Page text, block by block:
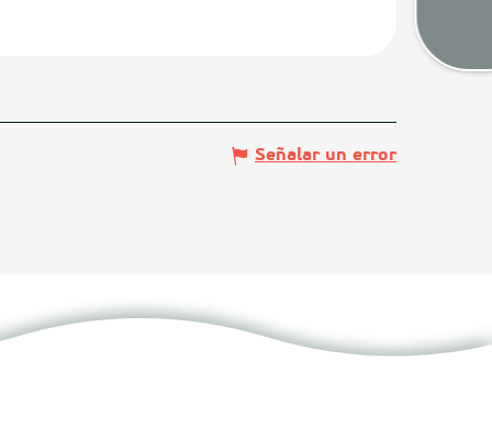
Señalar un error